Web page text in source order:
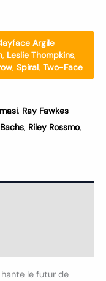
Argile
, Leslie Thompkins,
, Spiral, Two-Face
, Ray Fawkes
, Riley Rossmo,
le futur de